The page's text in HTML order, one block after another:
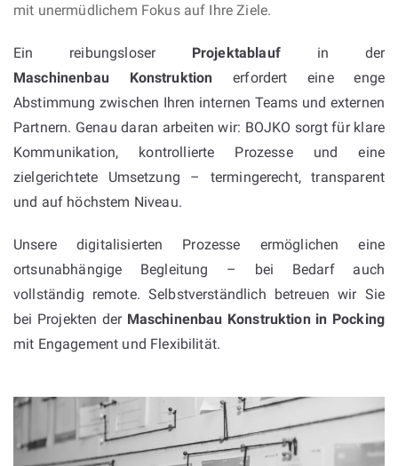
mit unermüdlichem Fokus auf Ihre Ziele.
Ein reibungsloser Projektablaufin der
Maschinenbau Konstruktion erfordert eine enge
Abstimmung zwischen Ihren internen Teams und externen
Partnern. Genau daran arbeiten wir: BOJKO sorgt für klare
Kommunikation, kontrollierte Prozesse und eine
zielgerichtete Umsetzung – termingerecht, transparent
und auf höchstem Niveau.
Unsere digitalisierten Prozesse ermöglichen eine
ortsunabhängige Begleitung – bei Bedarf auch
vollständig remote. Selbstverständlich betreuen wir Sie
bei Projekten der Maschinenbau Konstruktion in Pocking
mit Engagement und Flexibilität.